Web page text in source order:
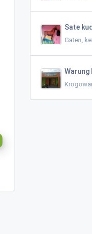
Sate
Gaten,
Warung